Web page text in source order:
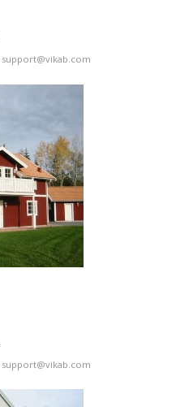
support@vikab.com
support@vikab.com